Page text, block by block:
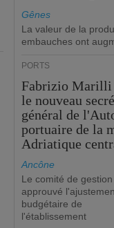
Gênes
La valeur de la
embauches ont
PORTS
Fabrizio Marilli
le nouveau
général de
portuaire de la
Adriatique
Ancône
Le comité de gestion
approuvé
budgétaire de
l'établissement